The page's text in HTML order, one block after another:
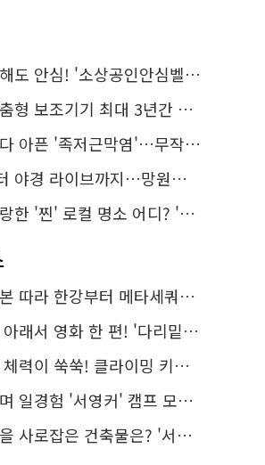
하
기
하
기
안심! '소상공인안심벨' 신청하세요
기기 최대 3년간 무상 대여…삶의 질 높인다
저근막염'…무작정 참지 말고 '이것' 해보세요!
라이브까지…망원한강공원 알짜 코스
로컬 명소 어디? '서울에디션25' 추천 코스
부터 메타세쿼이아 숲길까지…서울둘레길 15코스
영화 한 편! '다리밑 영화관' 무료 상영
쑥쑥! 클라이밍 키즈카페·어린이 체력장
경험 '서영커' 캠프 모집…전액 무료
은 건축물은? '서울시 건축상' 수상작 공개!